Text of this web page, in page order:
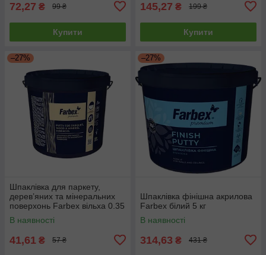
72,27 ₴ 99 ₴
Купити
145,27 ₴ 199 ₴
Купити
–27%
Шпаклівка для паркету,
дерев’яних та мінеральних
поверхонь Farbex вільха 0.35
кг
В наявності
41,61 ₴ 57 ₴
–27%
Шпаклівка фінішна акрилова
Farbex білий 5 кг
В наявності
314,63 ₴ 431 ₴